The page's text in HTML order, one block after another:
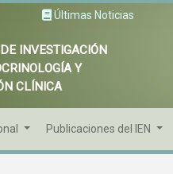
Últimas Noticias
INVESTIGACIÓN
Y
CLÍNICA
Publicaciones del IEN